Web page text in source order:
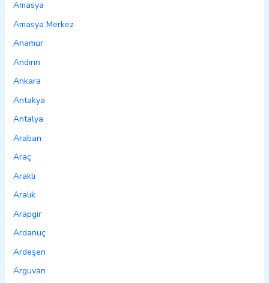
Amasya
Amasya Merkez
Anamur
Andırın
Ankara
Antakya
Antalya
Araban
Araç
Araklı
Aralık
Arapgir
Ardanuç
Ardeşen
Arguvan